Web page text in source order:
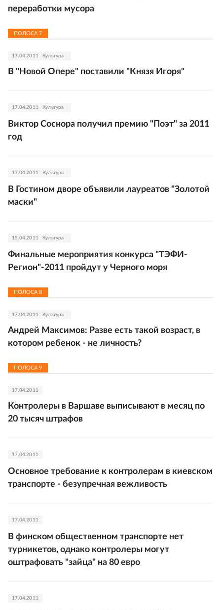
переработки мусора
ПОЛОСА 7
17.04.2011 Культура
В "Новой Опере" поставили "Князя Игоря"
17.04.2011 Культура
Виктор Соснора получил премию "Поэт" за 2011
год
17.04.2011 Культура
В Гостином дворе объявили лауреатов "Золотой
маски"
15.04.2011 Культура
Финальные мероприятия конкурса "ТЭФИ-
Регион"-2011 пройдут у Черного моря
ПОЛОСА 8
17.04.2011 Культура
Андрей Максимов: Разве есть такой возраст, в
котором ребенок - не личность?
ПОЛОСА 9
17.04.2011
Контролеры в Варшаве выписывают в месяц по
20 тысяч штрафов
17.04.2011
Основное требование к контролерам в киевском
транспорте - безупречная вежливость
17.04.2011
В финском общественном транспорте нет
турникетов, однако контролеры могут
оштрафовать "зайца" на 80 евро
17.04.2011